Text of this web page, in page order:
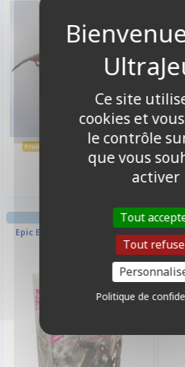
-10%
Promo -10% 27,90 € 25,10 €
Disponible
Epic Encounters - Lair of the
Ce site
cookies et
le contrôle
que vous
activer
Tout
Tout
Politique de